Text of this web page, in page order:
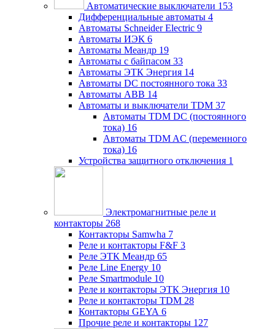
Автоматические выключатели 153
Дифференциальные автоматы 4
Автоматы Schneider Electric 9
Автоматы ИЭК 6
Автоматы Меандр 19
Автоматы с байпасом 33
Автоматы ЭТК Энергия 14
Автоматы DC постоянного тока 33
Автоматы ABB 14
Автоматы и выключатели TDM 37
Автоматы TDM DC (постоянного
тока) 16
Автоматы TDM AC (переменного
тока) 16
Устройства защитного отключения 1
Электромагнитные реле и
контакторы 268
Контакторы Samwha 7
Реле и контакторы F&F 3
Реле ЭТК Меандр 65
Реле Line Energy 10
Реле Smartmodule 10
Реле и контакторы ЭТК Энергия 10
Реле и контакторы TDM 28
Контакторы GEYA 6
Прочие реле и контакторы 127